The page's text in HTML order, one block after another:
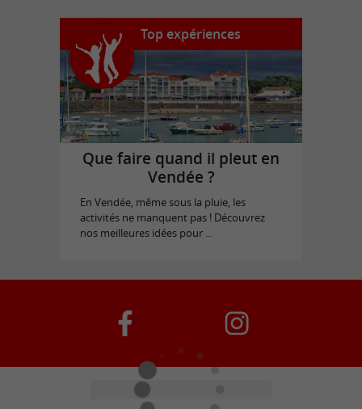
Top expériences
Que faire quand il pleut en
Vendée ?
En Vendée, même sous la pluie, les
activités ne manquent pas ! Découvrez
nos meilleures idées pour ...